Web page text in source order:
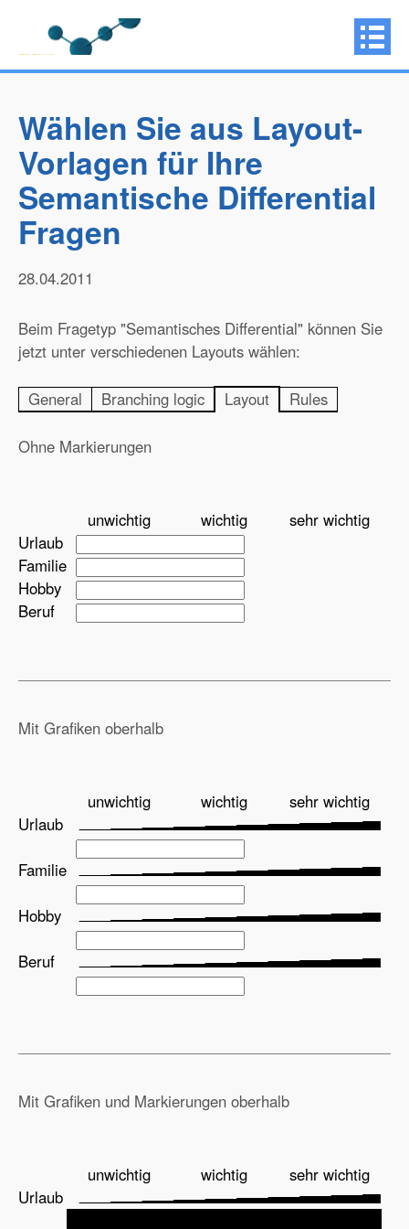
Wählen Sie aus Layout-
Vorlagen für Ihre
Semantische Differential
Fragen
28.04.2011
Beim Fragetyp "Semantisches Differential" können Sie
jetzt unter verschiedenen Layouts wählen:
General Branching logic Layout Rules
Ohne Markierungen
unwichtig wichtig
sehr wichtig
Urlaub
Familie
Hobby
Beruf
Mit Grafiken oberhalb
unwichtig wichtig
sehr wichtig
Urlaub
Familie
Hobby
Beruf
Mit Grafiken und Markierungen oberhalb
unwichtig wichtig
sehr wichtig
Urlaub